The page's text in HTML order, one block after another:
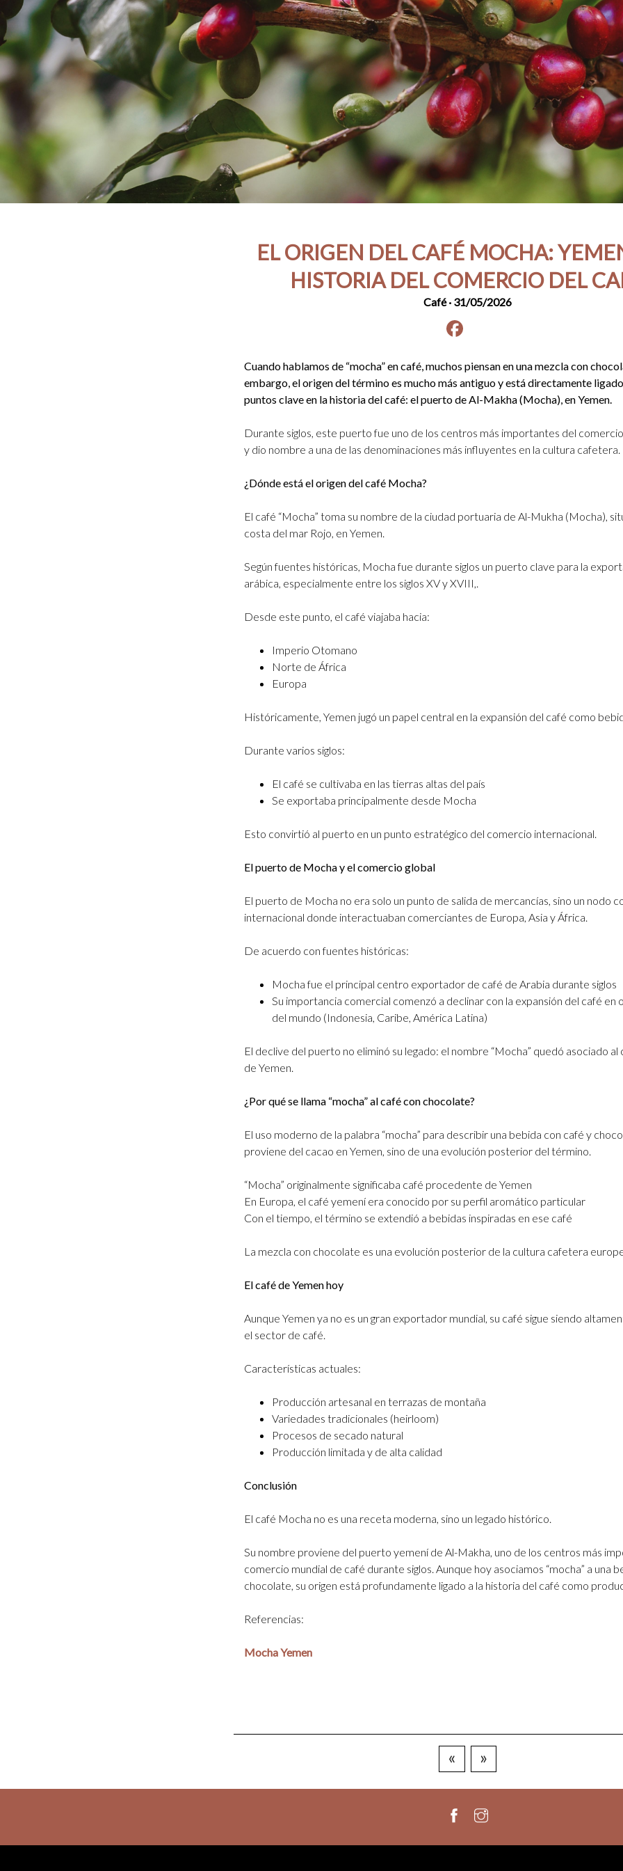
EL ORIGEN DEL CAFÉ MOCHA:
HISTORIA DEL COMERCIO DEL
Café· 31/05/2026
Cuando hablamos de “mocha” en café, muchos piensan en una mezcla con
embargo, el origen del término es mucho más antiguo y está directamente
puntos clave en la historia del café: el puerto de Al-Makha (Mocha), en Yemen.
Durante siglos, este puerto fue uno de los centros más importantes del
y dio nombre a una de las denominaciones más influyentes en la cultura cafetera.
¿Dónde está el origen del café Mocha?
El café “Mocha” toma su nombre de la ciudad portuaria de Al-Mukha (Mocha),
costa del mar Rojo, en Yemen.
Según fuentes históricas, Mocha fue durante siglos un puerto clave para la
arábica, especialmente entre los siglos XV y XVIII,.
Desde este punto, el café viajaba hacia:
Imperio Otomano
Norte de África
Europa
Históricamente, Yemen jugó un papel central en la expansión del café como
Durante varios siglos:
El café se cultivaba en las tierras altas del país
Se exportaba principalmente desde Mocha
Esto convirtió al puerto en un punto estratégico del comercio internacional.
El puerto de Mocha y el comercio global
El puerto de Mocha no era solo un punto de salida de mercancías, sino un nodo
internacional donde interactuaban comerciantes de Europa, Asia y África.
De acuerdo con fuentes históricas:
Mocha fue el principal centro exportador de café de Arabia durante siglos
Su importancia comercial comenzó a declinar con la expansión del café en
del mundo (Indonesia, Caribe, América Latina)
El declive del puerto no eliminó su legado: el nombre “Mocha” quedó asociado al
de Yemen.
¿Por qué se llama “mocha” al café con chocolate?
El uso moderno de la palabra “mocha” para describir una bebida con café y
proviene del cacao en Yemen, sino de una evolución posterior del término.
“Mocha” originalmente significaba café procedente de Yemen
En Europa, el café yemení era conocido por su perfil aromático particular
Con el tiempo, el término se extendió a bebidas inspiradas en ese café
La mezcla con chocolate es una evolución posterior de la cultura cafetera
El café de Yemen hoy
Aunque Yemen ya no es un gran exportador mundial, su café sigue siendo
el sector de café.
Características actuales:
Producción artesanal en terrazas de montaña
Variedades tradicionales (heirloom)
Procesos de secado natural
Producción limitada y de alta calidad
Conclusión
El café Mocha no es una receta moderna, sino un legado histórico.
Su nombre proviene del puerto yemení de Al-Makha, uno de los centros más
comercio mundial de café durante siglos. Aunque hoy asociamos “mocha” a una
chocolate, su origen está profundamente ligado a la historia del café como
Referencias:
Mocha Yemen
« »